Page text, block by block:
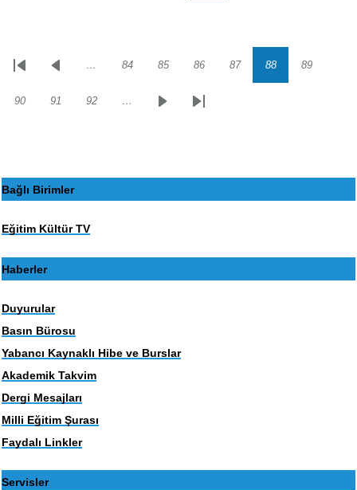
Sayfalama
İlk
Önceki… Sayfa
84 Sayfa
85 Sayfa
86 Sayfa
87 Sayfa
88 Sayfa
89
Sayfa
90 Sayfa
91 Sayfa
92 …
SonrakiSon
Bağlı Birimler
Eğitim Kültür TV
Haberler
Duyurular
Basın Bürosu
Yabancı Kaynaklı Hibe ve Burslar
Akademik Takvim
Dergi Mesajları
Milli Eğitim Şurası
Faydalı Linkler
Servisler